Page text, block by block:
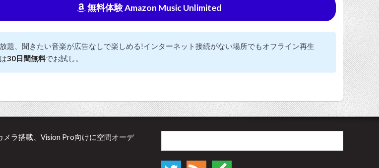
無料体験 Amazon Music Unlimited
題、聞きたい音楽が広告なしで楽しめる!インターネット接続がない場所でもオフライン再生
30日間無料でお試し。
ラ搭載、Vision Pro向けに空間オーデ